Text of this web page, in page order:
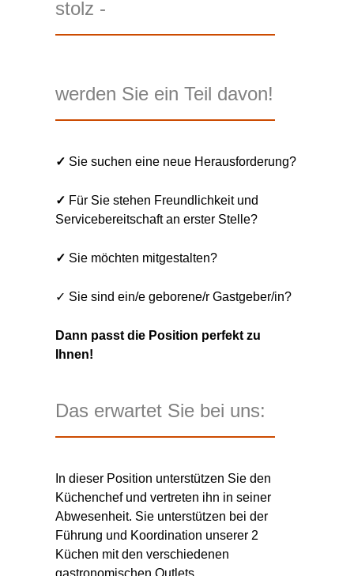
stolz -
werden Sie ein Teil davon!
✓ Sie suchen eine neue Herausforderung?
✓ Für Sie stehen Freundlichkeit und
Servicebereitschaft an erster Stelle?
✓ Sie möchten mitgestalten?
✓ Sie sind ein/e geborene/r Gastgeber/in?
Dann passt die Position perfekt zu
Ihnen!
Das erwartet Sie bei uns:
In dieser Position unterstützen Sie den
Küchenchef und vertreten ihn in seiner
Abwesenheit. Sie unterstützen bei der
Führung und Koordination unserer 2
Küchen mit den verschiedenen
gastronomischen Outlets..